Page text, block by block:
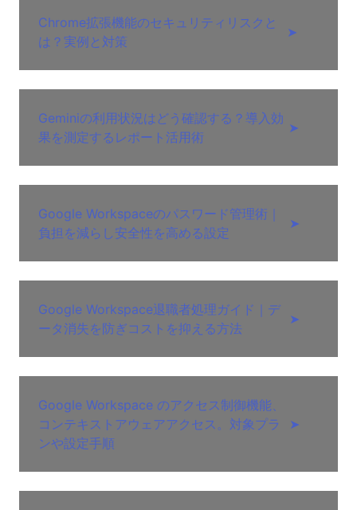
Chrome拡張機能のセキュリティリスクと
は？実例と対策
➤
Geminiの利用状況はどう確認する？導入効
果を測定するレポート活用術
➤
Google Workspaceのパスワード管理術｜
負担を減らし安全性を高める設定
➤
Google Workspace退職者処理ガイド｜デ
ータ消失を防ぎコストを抑える方法
➤
Google Workspace のアクセス制御機能、
コンテキストアウェアアクセス。対象プラ
ンや設定手順
➤